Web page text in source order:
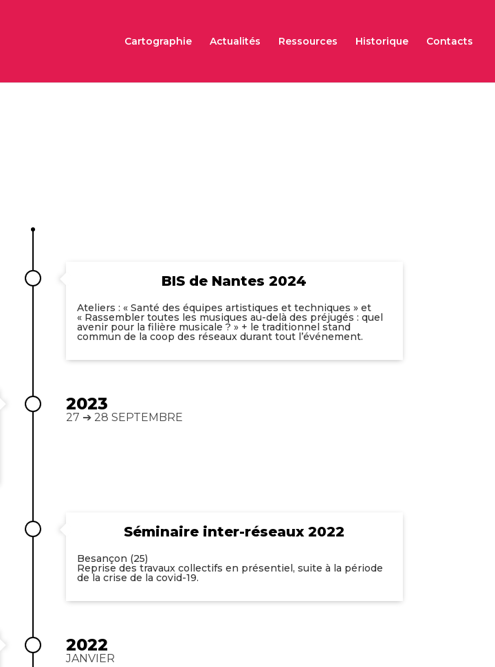
Cartographie Actualités Ressources Historique Contacts
BIS de Nantes 2024
Ateliers : « Santé des équipes artistiques et techniques » et
« Rassembler toutes les musiques au-delà des préjugés : quel
avenir pour la filière musicale ? » + le traditionnel stand
commun de la coop des réseaux durant tout l’événement.
2023
27 ➔ 28 SEPTEMBRE
Séminaire inter-réseaux 2022
Besançon (25)
Reprise des travaux collectifs en présentiel, suite à la période
de la crise de la covid-19.
2022
JANVIER